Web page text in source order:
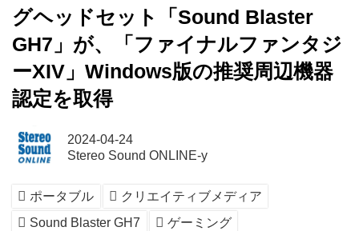
グヘッドセット「Sound Blaster
GH7」が、「ファイナルファンタジ
ーXIV」Windows版の推奨周辺機器
認定を取得
2024-04-24
Stereo Sound ONLINE-y
ポータブル
クリエイティブメディア
Sound Blaster GH7
ゲーミング